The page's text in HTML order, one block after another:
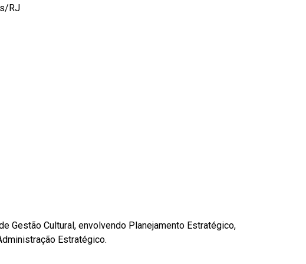
RJ
Gestão Cultural, envolvendo Planejamento Estratégico,
Estratégico.